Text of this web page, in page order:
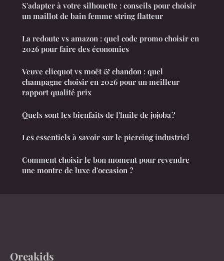
S'adapter à votre silhouette : conseils pour choisir
un maillot de bain femme string flatteur
La redoute vs amazon : quel code promo choisir en
2026 pour faire des économies
Veuve clicquot vs moët & chandon : quel
champagne choisir en 2026 pour un meilleur
rapport qualité prix
Quels sont les bienfaits de l'huile de jojoba ?
Les essentiels à savoir sur le piercing industriel
Comment choisir le bon moment pour revendre
une montre de luxe d'occasion ?
Oreakids